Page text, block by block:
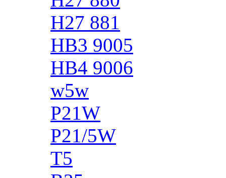
H27 881
HB3 9005
HB4 9006
w5w
P21W
P21/5W
T5